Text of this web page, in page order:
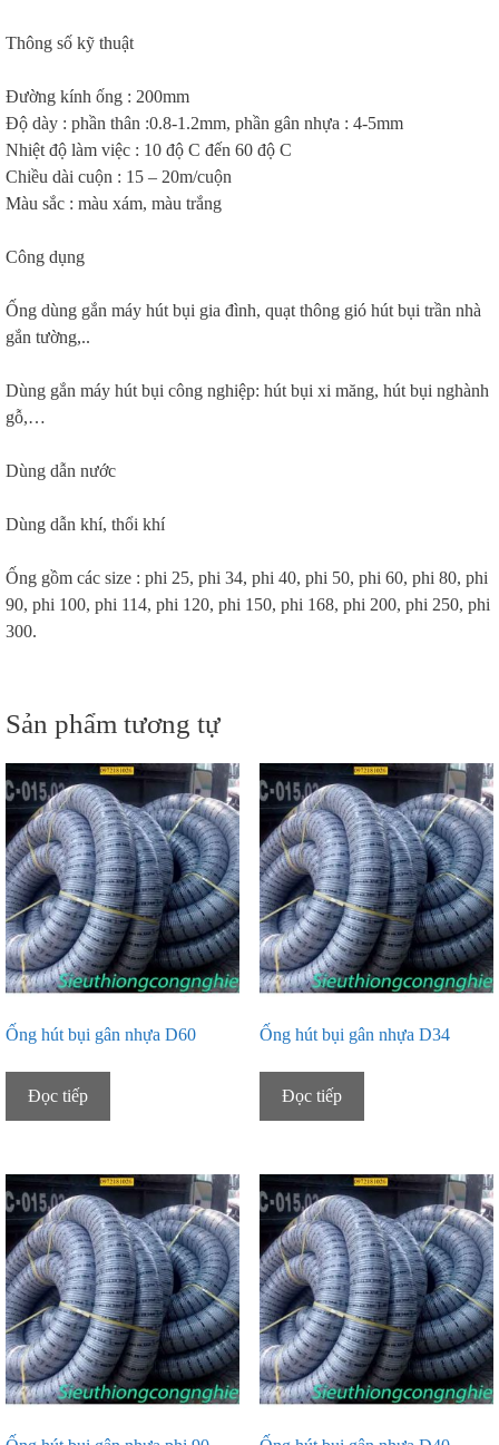
Thông số kỹ thuật
Đường kính ống : 200mm
Độ dày : phần thân :0.8-1.2mm, phần gân nhựa : 4-5mm
Nhiệt độ làm việc : 10 độ C đến 60 độ C
Chiều dài cuộn : 15 – 20m/cuộn
Màu sắc : màu xám, màu trắng
Công dụng
Ống dùng gắn máy hút bụi gia đình, quạt thông gió hút bụi trần nhà
gắn tường,..
Dùng gắn máy hút bụi công nghiệp: hút bụi xi măng, hút bụi nghành
gỗ,…
Dùng dẫn nước
Dùng dẫn khí, thổi khí
Ống gồm các size : phi 25, phi 34, phi 40, phi 50, phi 60, phi 80, phi
90, phi 100, phi 114, phi 120, phi 150, phi 168, phi 200, phi 250, phi
300.
Sản phẩm tương tự
Ống hút bụi gân nhựa D60
Đọc tiếp
Ống hút bụi gân nhựa D34
Đọc tiếp